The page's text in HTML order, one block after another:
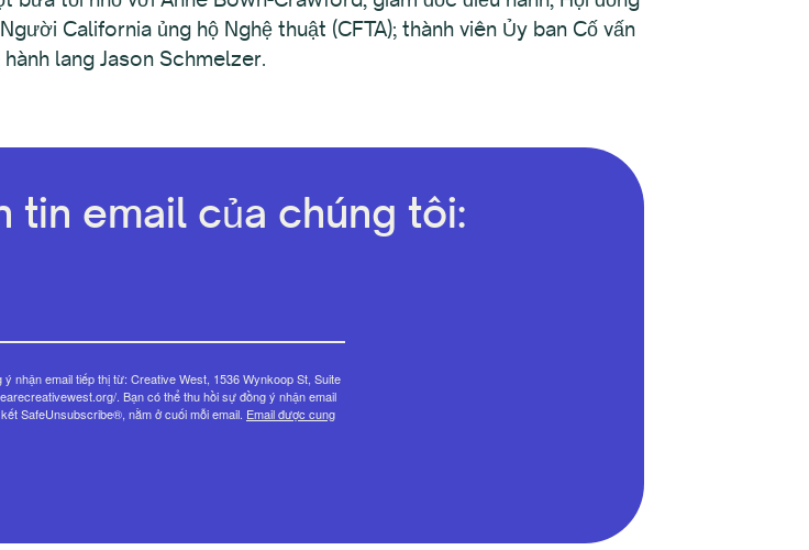
California ủng hộ Nghệ thuật (CFTA); thành viên Ủy ban Cố vấn
lang Jason Schmelzer.
tin email của chúng tôi:
nhận email tiếp thị từ: Creative West, 1536 Wynkoop St, Suite
. Bạn có thể thu hồi sự đồng ý nhận email
SafeUnsubscribe®, nằm ở cuối mỗi email. Email được cung